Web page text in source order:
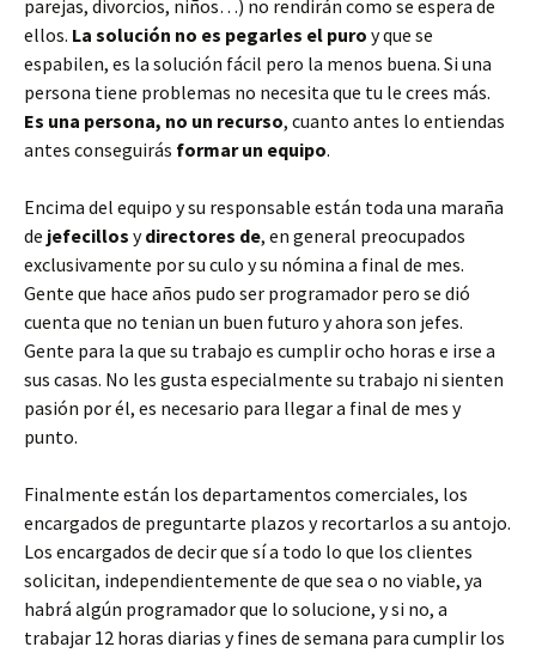
parejas, divorcios, niños…) no rendirán como se espera de
ellos. La solución no es pegarles el puro y que se
espabilen, es la solución fácil pero la menos buena. Si una
persona tiene problemas no necesita que tu le crees más.
Es una persona, no un recurso, cuanto antes lo entiendas
antes conseguirás formar un equipo.
Encima del equipo y su responsable están toda una maraña
de jefecillos ydirectores de, en general preocupados
exclusivamente por su culo y su nómina a final de mes.
Gente que hace años pudo ser programador pero se dió
cuenta que no tenian un buen futuro y ahora son jefes.
Gente para la que su trabajo es cumplir ocho horas e irse a
sus casas. No les gusta especialmente su trabajo ni sienten
pasión por él, es necesario para llegar a final de mes y
punto.
Finalmente están los departamentos comerciales, los
encargados de preguntarte plazos y recortarlos a su antojo.
Los encargados de decir que sí a todo lo que los clientes
solicitan, independientemente de que sea o no viable, ya
habrá algún programador que lo solucione, y si no, a
trabajar 12 horas diarias y fines de semana para cumplir los